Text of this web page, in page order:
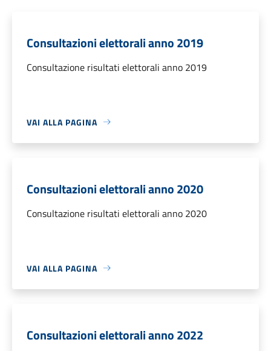
Consultazioni elettorali anno 2019
Consultazione risultati elettorali anno 2019
VAI ALLA PAGINA
Consultazioni elettorali anno 2020
Consultazione risultati elettorali anno 2020
VAI ALLA PAGINA
Consultazioni elettorali anno 2022